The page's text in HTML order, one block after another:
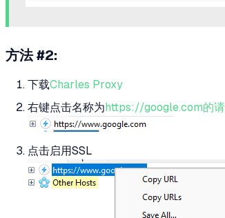
方法 #2:
下载Charles Proxy
右键点击名称为https://google.com的
点击启用SSL